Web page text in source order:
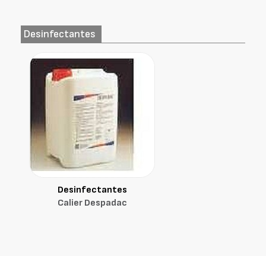
Desinfectantes
Desinfectantes
Calier Despadac